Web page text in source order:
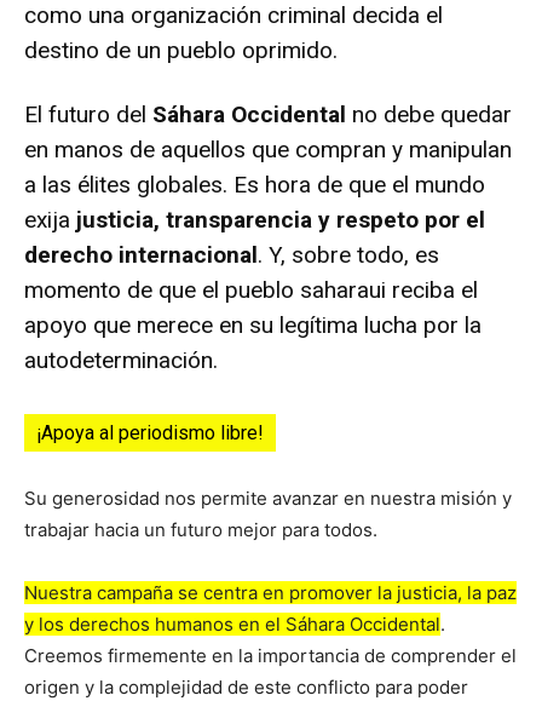
como una organización criminal decida el
destino de un pueblo oprimido.
El futuro del Sáhara Occidental no debe quedar
en manos de aquellos que compran y manipulan
a las élites globales. Es hora de que el mundo
exija justicia, transparencia y respeto por el
derecho internacional. Y, sobre todo, es
momento de que el pueblo saharaui reciba el
apoyo que merece en su legítima lucha por la
autodeterminación.
¡Apoya al periodismo libre!
Su generosidad nos permite avanzar en nuestra misión y
trabajar hacia un futuro mejor para todos.
Nuestra campaña se centra en promover la justicia, la paz
y los derechos humanos en el Sáhara Occidental.
Creemos firmemente en la importancia de comprender el
origen y la complejidad de este conflicto para poder